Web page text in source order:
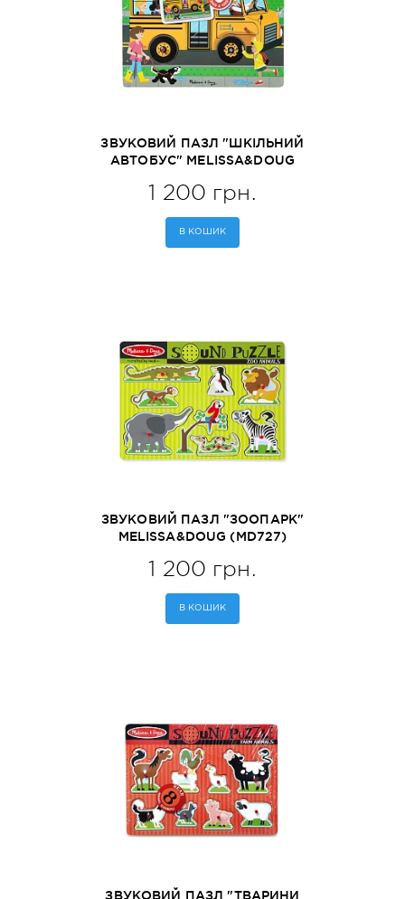
ЗВУКОВИЙ ПАЗЛ "ШКІЛЬНИЙ
АВТОБУС" MELISSA&DOUG
1 200 грн.
В КОШИК
ЗВУКОВИЙ ПАЗЛ "ЗООПАРК"
MELISSA&DOUG (MD727)
1 200 грн.
В КОШИК
ЗВУКОВИЙ ПАЗЛ "ТВАРИНИ